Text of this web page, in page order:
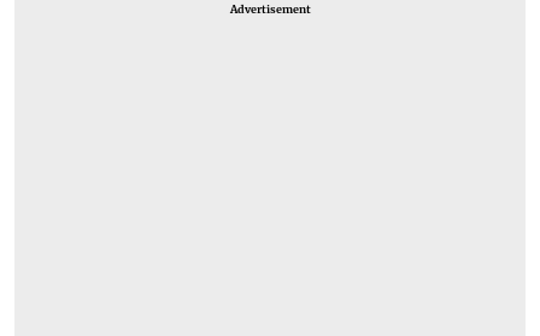
Advertisement